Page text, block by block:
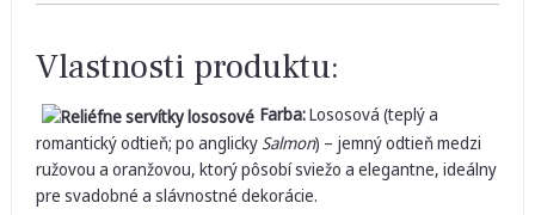
Vlastnosti produktu:
Farba:Lososová (teplý a
romantický odtieň; po anglicky Salmon) – jemný odtieň medzi
ružovou a oranžovou, ktorý pôsobí sviežo a elegantne, ideálny
pre svadobné a slávnostné dekorácie.